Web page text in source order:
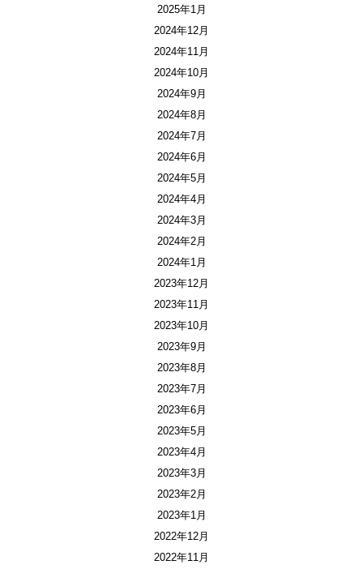
2025年1月
2024年12月
2024年11月
2024年10月
2024年9月
2024年8月
2024年7月
2024年6月
2024年5月
2024年4月
2024年3月
2024年2月
2024年1月
2023年12月
2023年11月
2023年10月
2023年9月
2023年8月
2023年7月
2023年6月
2023年5月
2023年4月
2023年3月
2023年2月
2023年1月
2022年12月
2022年11月